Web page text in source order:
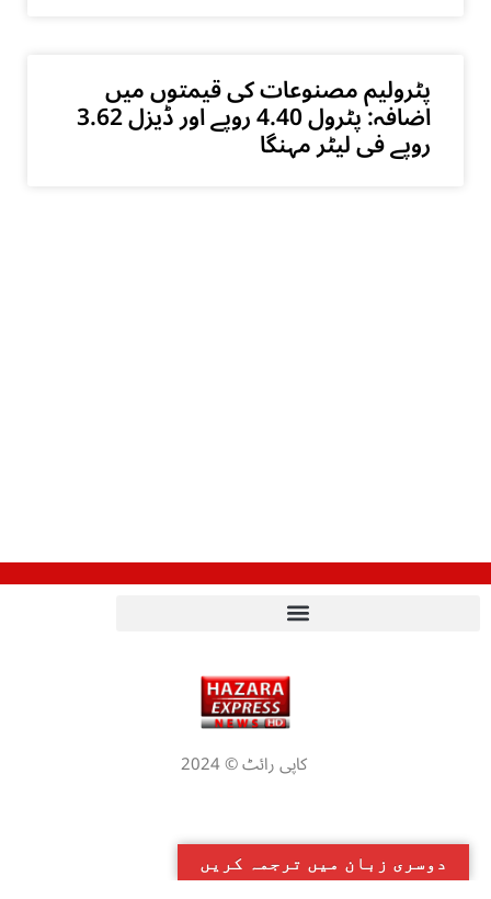
پٹرولیم مصنوعات کی قیمتوں میں
اضافہ: پٹرول 4.40 روپے اور ڈیزل 3.62
روپے فی لیٹر مہنگا
کاپی رائٹ © 2024
دوسری زبان میں ترجمہ کریں